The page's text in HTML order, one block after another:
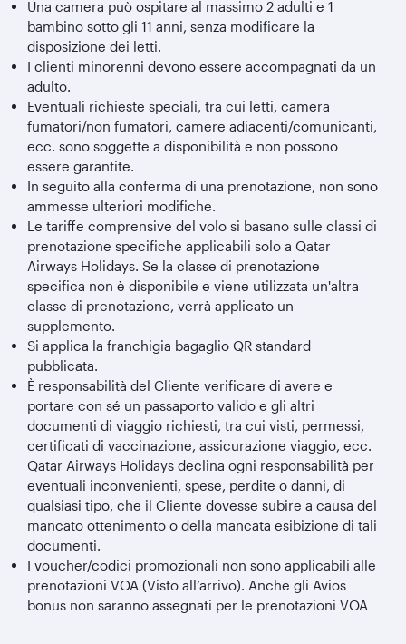
Una camera può ospitare al massimo 2 adulti e 1
bambino sotto gli 11 anni, senza modificare la
disposizione dei letti.
I clienti minorenni devono essere accompagnati da un
adulto.
Eventuali richieste speciali, tra cui letti, camera
fumatori/non fumatori, camere adiacenti/comunicanti,
ecc. sono soggette a disponibilità e non possono
essere garantite.
In seguito alla conferma di una prenotazione, non sono
ammesse ulteriori modifiche.
Le tariffe comprensive del volo si basano sulle classi di
prenotazione specifiche applicabili solo a Qatar
Airways Holidays. Se la classe di prenotazione
specifica non è disponibile e viene utilizzata un'altra
classe di prenotazione, verrà applicato un
supplemento.
Si applica la franchigia bagaglio QR standard
pubblicata.
È responsabilità del Cliente verificare di avere e
portare con sé un passaporto valido e gli altri
documenti di viaggio richiesti, tra cui visti, permessi,
certificati di vaccinazione, assicurazione viaggio, ecc.
Qatar Airways Holidays declina ogni responsabilità per
eventuali inconvenienti, spese, perdite o danni, di
qualsiasi tipo, che il Cliente dovesse subire a causa del
mancato ottenimento o della mancata esibizione di tali
documenti.
I voucher/codici promozionali non sono applicabili alle
prenotazioni VOA (Visto all’arrivo). Anche gli Avios
bonus non saranno assegnati per le prenotazioni VOA